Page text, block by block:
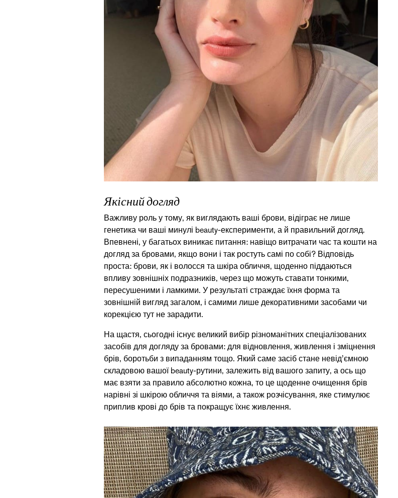
Якісний догляд
Важливу роль у тому, як виглядають ваші брови, відіграє не лише
генетика чи ваші минулі beauty-експерименти, а й правильний догляд.
Впевнені, у багатьох виникає питання: навіщо витрачати час та кошти на
догляд за бровами, якщо вони і так ростуть самі по собі? Відповідь
проста: брови, як і волосся та шкіра обличчя, щоденно піддаються
впливу зовнішніх подразників, через що можуть ставати тонкими,
пересушеними і ламкими. У результаті страждає їхня форма та
зовнішній вигляд загалом, і самими лише декоративними засобами чи
корекцією тут не зарадити.
На щастя, сьогодні існує великий вибір різноманітних спеціалізованих
засобів для догляду за бровами: для відновлення, живлення і зміцнення
брів, боротьби з випаданням тощо. Який саме засіб стане невід’ємною
складовою вашої beauty-рутини, залежить від вашого запиту, а ось що
має взяти за правило абсолютно кожна, то це щоденне очищення брів
нарівні зі шкірою обличчя та віями, а також розчісування, яке стимулює
приплив крові до брів та покращує їхнє живлення.